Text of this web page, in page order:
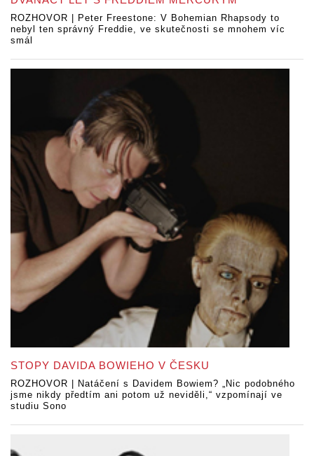
ROZHOVOR | Peter Freestone: V Bohemian Rhapsody to
nebyl ten správný Freddie, ve skutečnosti se mnohem víc
smál
STOPY DAVIDA BOWIEHO V ČESKU
ROZHOVOR | Natáčení s Davidem Bowiem? „Nic podobného
jsme nikdy předtím ani potom už neviděli,“ vzpomínají ve
studiu Sono